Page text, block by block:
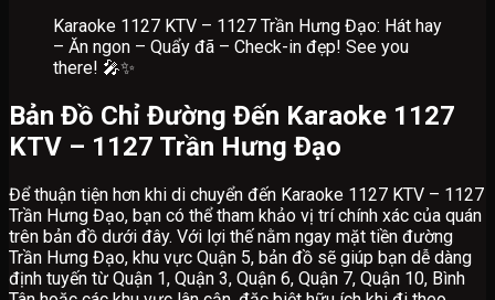
Karaoke 1127 KTV – 1127 Trần Hưng Đạo: Hát hay
– Ăn ngon – Quẩy đã – Check-in đẹp! See you
there! 🎤✨
Bản Đồ Chỉ Đường Đến Karaoke 1127
KTV – 1127 Trần Hưng Đạo
Để thuận tiện hơn khi di chuyển đến Karaoke 1127 KTV – 1127
Trần Hưng Đạo, bạn có thể tham khảo vị trí chính xác của quán
trên bản đồ dưới đây. Với lợi thế nằm ngay mặt tiền đường
Trần Hưng Đạo, khu vực Quận 5, bản đồ sẽ giúp bạn dễ dàng
định tuyến từ Quận 1, Quận 3, Quận 6, Quận 7, Quận 10, Bình